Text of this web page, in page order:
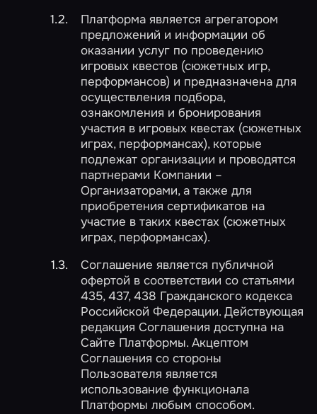
Платформа является агрегатором
предложений и информации об
оказании услуг по проведению
игровых квестов (сюжетных игр,
перформансов) и предназначена для
осуществления подбора,
ознакомления и бронирования
участия в игровых квестах (сюжетных
играх, перформансах), которые
подлежат организации и проводятся
партнерами Компании –
Организаторами, а также для
приобретения сертификатов на
участие в таких квестах (сюжетных
играх, перформансах).
Соглашение является публичной
офертой в соответствии со статьями
435, 437, 438 Гражданского кодекса
Российской Федерации. Действующая
редакция Соглашения доступна на
Сайте Платформы. Акцептом
Соглашения со стороны
Пользователя является
использование функционала
Платформы любым способом.